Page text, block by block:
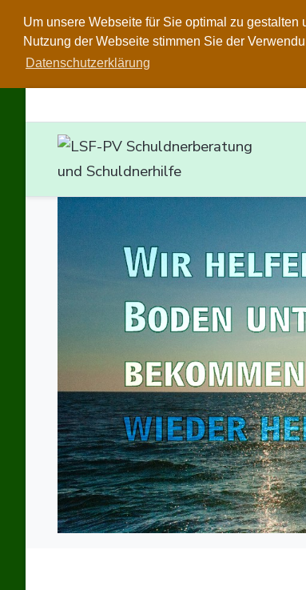
Um unsere Webseite für Sie optimal zu
Nutzung der Webseite stimmen Sie der
Datenschutzerklärung